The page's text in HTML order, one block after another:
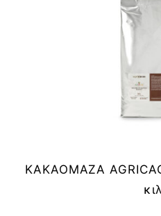
ΚΑΚΑΟΜΑΖΑ